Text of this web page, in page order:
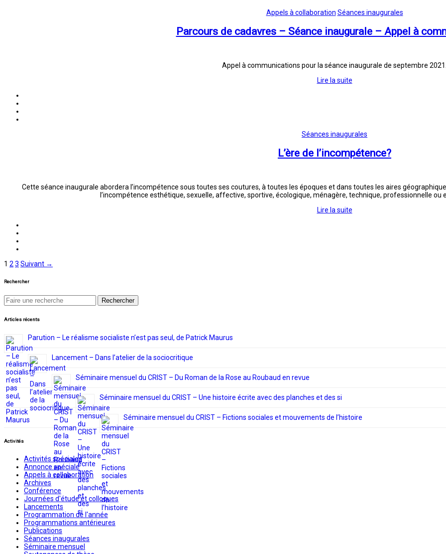
Appels à collaboration Séances inaugurales
Parcours de cadavres – Séance inaugurale – Appel à
Appel à communications pour la séance inaugurale de septembre 2021.
Lire la suite
Séances inaugurales
L’ère de l’incompétence?
Cette séance inaugurale abordera l’incompétence sous toutes ses coutures, à toutes les époques et dans toutes les aires
l’incompétence esthétique, sexuelle, affective, sportive, écologique, ménagère, technique, professionnelle ou
Lire la suite
Pagination
des
1 2 3 Suivant →
Rechercher
Chercher
pour:
Articles récents
Parution – Le réalisme socialiste n’est pas seul, de Patrick Maurus
Lancement – Dans l’atelier de la sociocritique
Séminaire mensuel du CRIST – Du Roman de la Rose au Roubaud en revue
Séminaire mensuel du CRIST – Une histoire écrite avec des planches et des si
Séminaire mensuel du CRIST – Fictions sociales et mouvements de l’histoire
Activités
Activités spéciales
Annonce spéciale
Appels à collaboration
Archives
Conférence
Journées d'étude et colloques
Lancements
Programmation de l'année
Programmations antérieures
Publications
Séances inaugurales
Séminaire mensuel